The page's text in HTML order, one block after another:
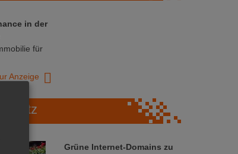
in der
für
Anzeige
Grüne Internet-Domains zu